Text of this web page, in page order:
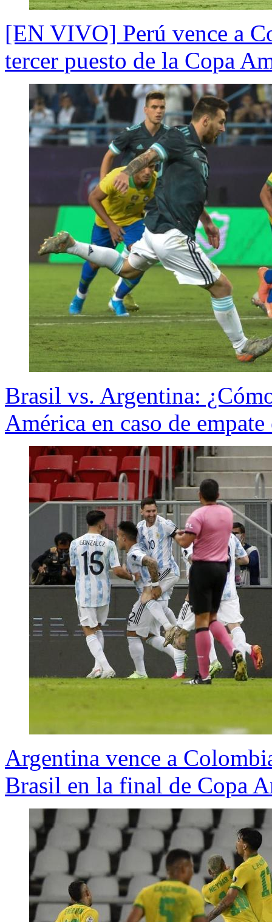
[EN VIVO] Perú vence a
tercer puesto de la Copa
Brasil vs. Argentina:
América en caso de
Argentina vence a
Brasil en la final de Copa